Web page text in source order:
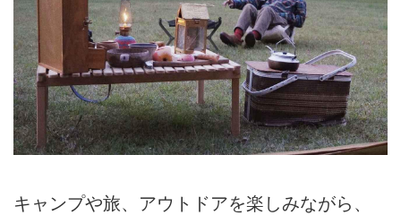
キャンプや旅、アウトドアを楽しみながら、